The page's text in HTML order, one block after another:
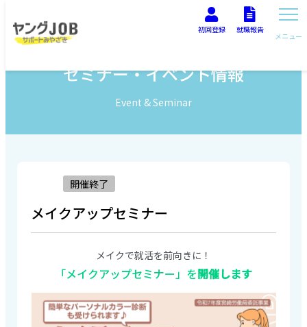
メニュー
初回登録 就職報告
セミナー・イベント情報
Event & Seminar
開催終了
メイクアップセミナー
メイクで就活を前向きに！
「メイクアップセミナー」を開催します